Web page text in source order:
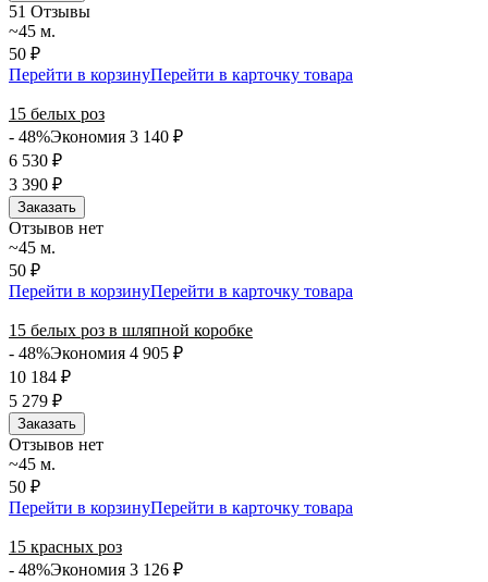
51 Отзывы
~45 м.
50 ₽
Перейти в корзинуПерейти в карточку товара
15 белых роз
- 48%Экономия 3 140 ₽
6 530 ₽
3 390 ₽
Заказать
Отзывов нет
~45 м.
50 ₽
Перейти в корзинуПерейти в карточку товара
15 белых роз в шляпной коробке
- 48%Экономия 4 905 ₽
10 184 ₽
5 279 ₽
Заказать
Отзывов нет
~45 м.
50 ₽
Перейти в корзинуПерейти в карточку товара
15 красных роз
- 48%Экономия 3 126 ₽